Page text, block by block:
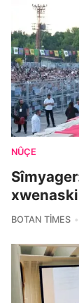
NÛÇE
BOTAN TIMES